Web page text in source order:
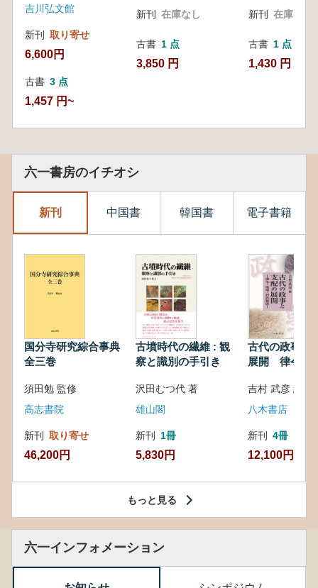
吉川弘文館
新刊 取り寄せ
6,600円
古書 3 点
1,457 円~
新刊 在庫なし
古書 1 点
3,850 円
新刊 在庫なし
古書 1 点
1,430 円
六一書房のイチオシ
新刊 中国書 韓国書 電子書籍
国分寺研究綜合事典
全三巻
須田勉 監修
高志書院
新刊 取り寄せ
46,200円
古墳時代の繊維 : 観
察と識別の手引き
沢田むつ代 著
雄山閣
新刊 1冊
5,830円
古代の政事と
展開 律令・
吉村 武彦 編集
八木書店
新刊 4冊
12,100円
もっと見る
六一インフォメーション